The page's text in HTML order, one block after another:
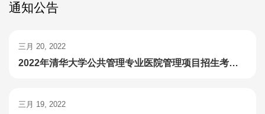
通知公告
三月 20, 2022
2022年清华大学公共管理专业医院管理项目招生考试入围复试名单公示
三月 19, 2022